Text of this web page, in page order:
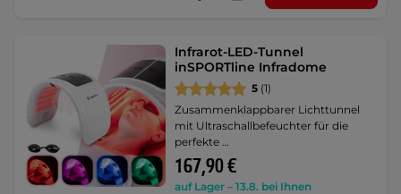
Infrarot-LED-Tunnel
inSPORTline Infradome
5 (1)
Zusammenklappbarer Lichttunnel
mit Ultraschallbefeuchter für die
perfekte …
167,90 €
auf Lager – 13.8. bei Ihnen